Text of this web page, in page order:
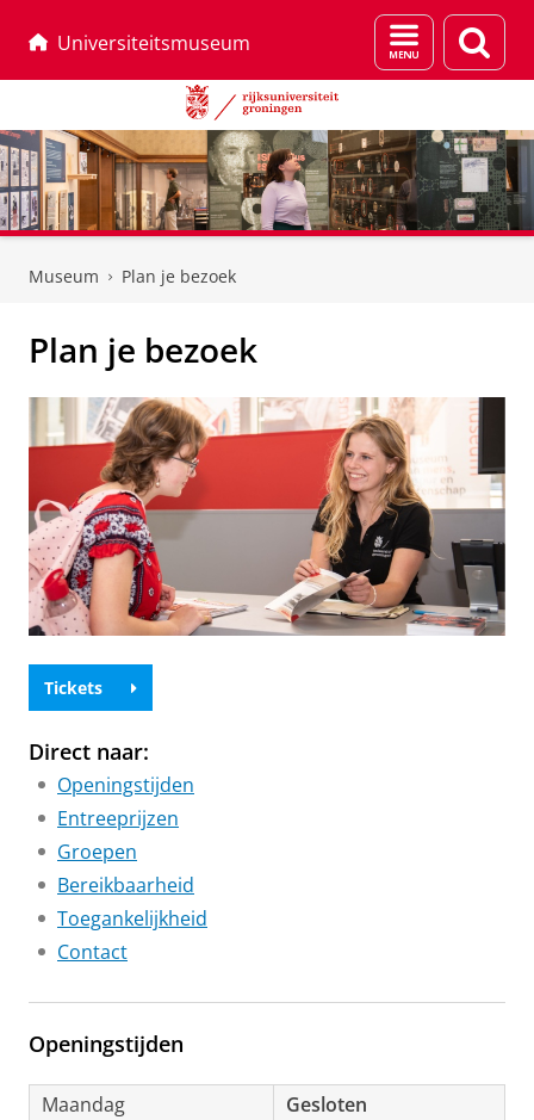
Universiteitsmuseum
Menu
en
Museum Plan je bezoek
Plan je bezoek
Tickets
Direct naar:
Openingstijden
Entreeprijzen
Groepen
Bereikbaarheid
Toegankelijkheid
Contact
Openingstijden
Maandag
Gesloten